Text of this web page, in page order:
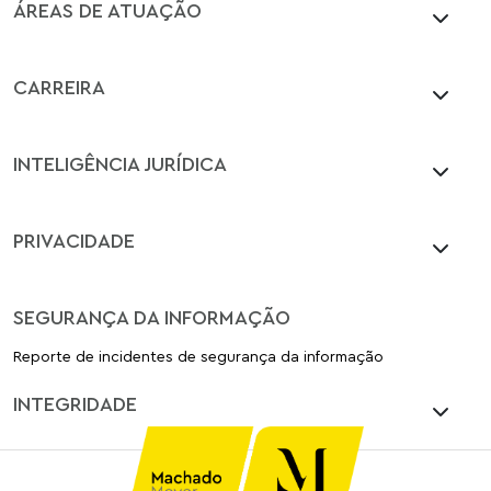
ÁREAS DE ATUAÇÃO
CARREIRA
INTELIGÊNCIA JURÍDICA
PRIVACIDADE
SEGURANÇA DA INFORMAÇÃO
Reporte de incidentes de segurança da informação
INTEGRIDADE